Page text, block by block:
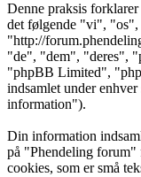
Denne praksis
det følgende "vi",
"http://
"de", "dem", "deres",
"phpBB Limited",
indsamlet under
information").
Din information
på "Phendeling forum"
cookies, som er små